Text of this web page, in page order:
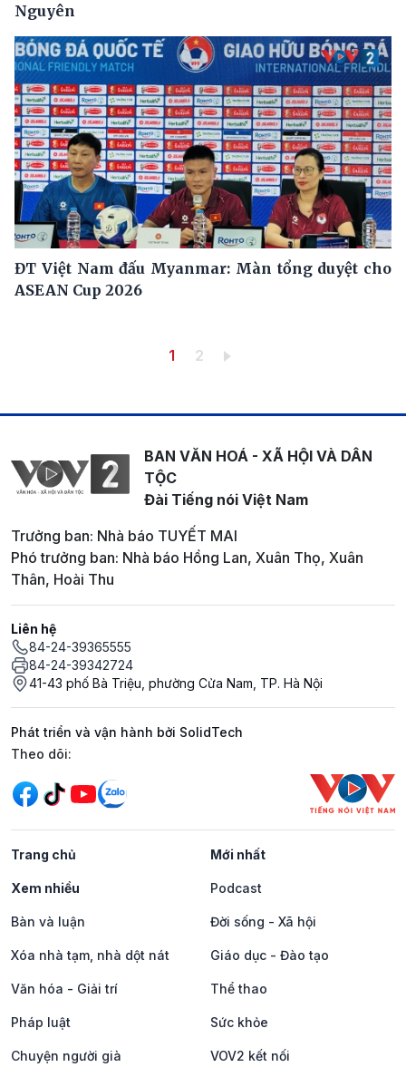
Nguyên
ĐT Việt Nam đấu Myanmar: Màn tổng duyệt cho
ASEAN Cup 2026
Trang hiện thời
1 Trang
2
BAN VĂN HOÁ - XÃ HỘI VÀ DÂN
TỘC
Đài Tiếng nói Việt Nam
Trưởng ban: Nhà báo TUYẾT MAI
Phó trưởng ban: Nhà báo Hồng Lan, Xuân Thọ, Xuân
Thân, Hoài Thu
Liên hệ
84-24-39365555
84-24-39342724
41-43 phố Bà Triệu, phường Cửa Nam, TP. Hà Nội
Phát triển và vận hành bởi SolidTech
Mạng xã hội
Theo dõi:
Trang chủ Mới nhất
Xem nhiều Podcast
Bàn và luận Đời sống - Xã hội
Xóa nhà tạm, nhà dột nát Giáo dục - Đào tạo
Văn hóa - Giải trí Thể thao
Pháp luật Sức khỏe
Chuyện người già VOV2 kết nối